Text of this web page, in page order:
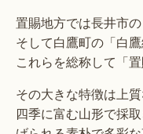
置賜地方では長井市
そして白鷹町の「白
これらを総称して「
その大きな特徴は上
四季に富む山形で採